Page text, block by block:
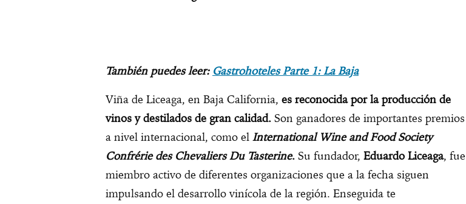
También puedes leer: Gastrohoteles Parte 1: La Baja
Viña de Liceaga, en Baja California, es reconocida por la producción de
vinos y destilados de gran calidad. Son ganadores de importantes premios
a nivel internacional, como el International Wine and Food Society
Confrérie des Chevaliers Du Tasterine. Su fundador, Eduardo Liceaga, fue
miembro activo de diferentes organizaciones que a la fecha siguen
impulsando el desarrollo vinícola de la región. Enseguida te